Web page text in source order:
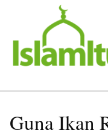
Guna Ikan